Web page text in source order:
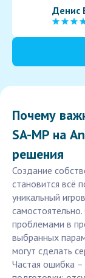
Денис
Почему
SA-MP на
решения
Создание
становится всё
уникальный
проблемами в
выбранных
могут сделать
Частая ошибка –